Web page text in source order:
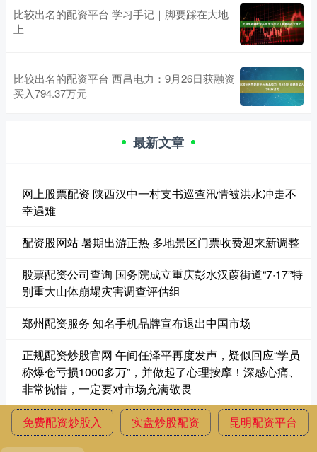
比较出名的配资平台 学习手记｜脚要踩在大地
上
比较出名的配资平台 西昌电力：9月26日获融资
买入794.37万元
最新文章
网上股票配资 陕西汉中一村支书巡查汛情被洪水冲走不
幸遇难
配资股网站 暑期出游正热 多地景区门票收费迎来新调整
股票配资公司查询 国务院成立重庆彭水汉葭街道“7·17”特
别重大山体崩塌灾害调查评估组
郑州配资服务 知名手机品牌宣布退出中国市场
正规配资炒股官网 午间任泽平再度发声，疑似回应“学员
称爆仓亏损1000多万”，并做起了心理按摩！深感心痛、
非常惋惜，一定要对市场充满敬畏
免费配资炒股入 实盘炒股配资 昆明配资平台